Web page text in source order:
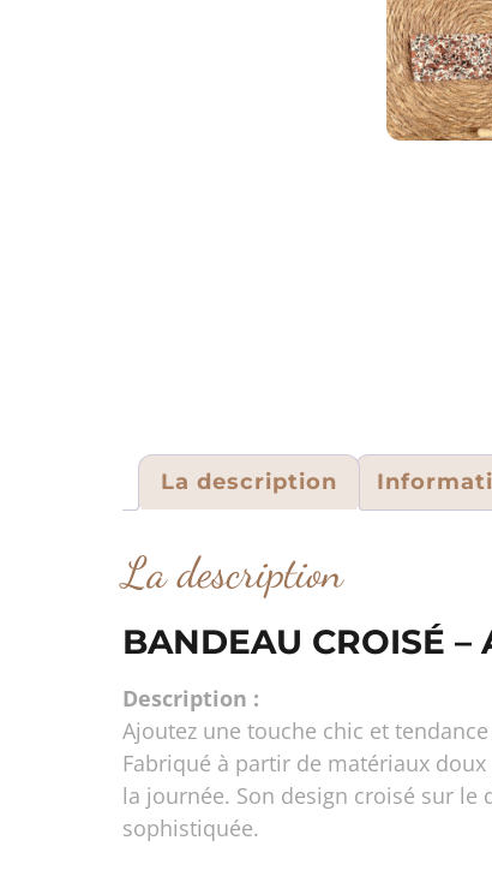
La description
La description
BANDEAU CROISÉ –
Description :
Ajoutez une touche chic et
Fabriqué à partir de matériaux
la journée. Son design croisé sur
sophistiquée.